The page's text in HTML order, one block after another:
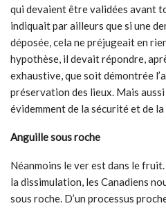
qui devaient être validées avant
indiquait par ailleurs que si une
déposée, cela ne préjugeait en
hypothèse, il devait répondre,
exhaustive, que soit démontrée
préservation des lieux. Mais
évidemment de la sécurité et de
Anguille sous roche
Néanmoins le ver est dans le
la dissimulation, les Canadiens
sous roche. D’un processus